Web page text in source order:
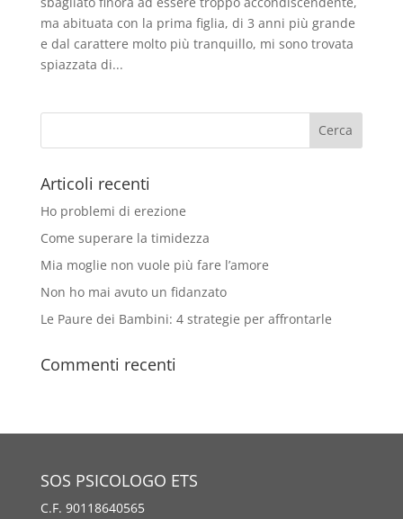
ma abituata con la prima figlia, di 3 anni più grande
e dal carattere molto più tranquillo, mi sono trovata
spiazzata di...
Articoli recenti
Ho problemi di erezione
Come superare la timidezza
Mia moglie non vuole più fare l’amore
Non ho mai avuto un fidanzato
Le Paure dei Bambini: 4 strategie per affrontarle
Commenti recenti
SOS PSICOLOGO ETS
C.F. 90118640565